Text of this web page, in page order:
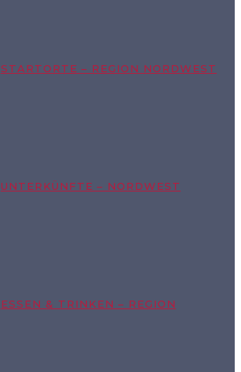
STARTORTE – REGION NORDWEST
UNTERKÜNFTE – NORDWEST
ESSEN & TRINKEN – REGION